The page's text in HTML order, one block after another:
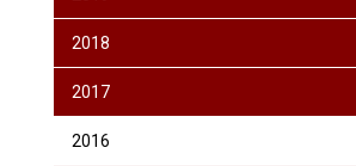
2018
2017
2016